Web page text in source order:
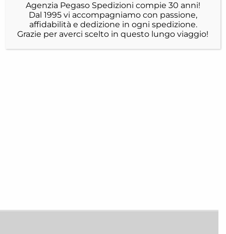
Agenzia Pegaso Spedizioni compie 30 anni!
Dal 1995 vi accompagniamo con passione,
affidabilità e dedizione in ogni spedizione.
Grazie per averci scelto in questo lungo viaggio!